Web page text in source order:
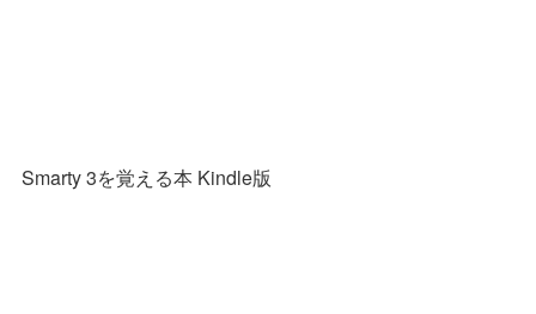
Smarty 3を覚える本 Kindle版